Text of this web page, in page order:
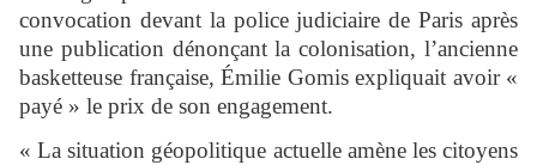
convocation devant la police judiciaire de Paris après
une publication dénonçant la colonisation, l’ancienne
basketteuse française, Émilie Gomis expliquait avoir «
payé » le prix de son engagement.
« La situation géopolitique actuelle amène les citoyens